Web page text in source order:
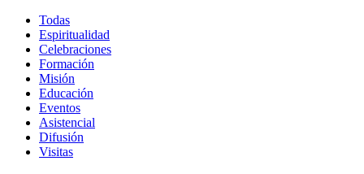
Todas
Espiritualidad
Celebraciones
Formación
Misión
Educación
Eventos
Asistencial
Difusión
Visitas